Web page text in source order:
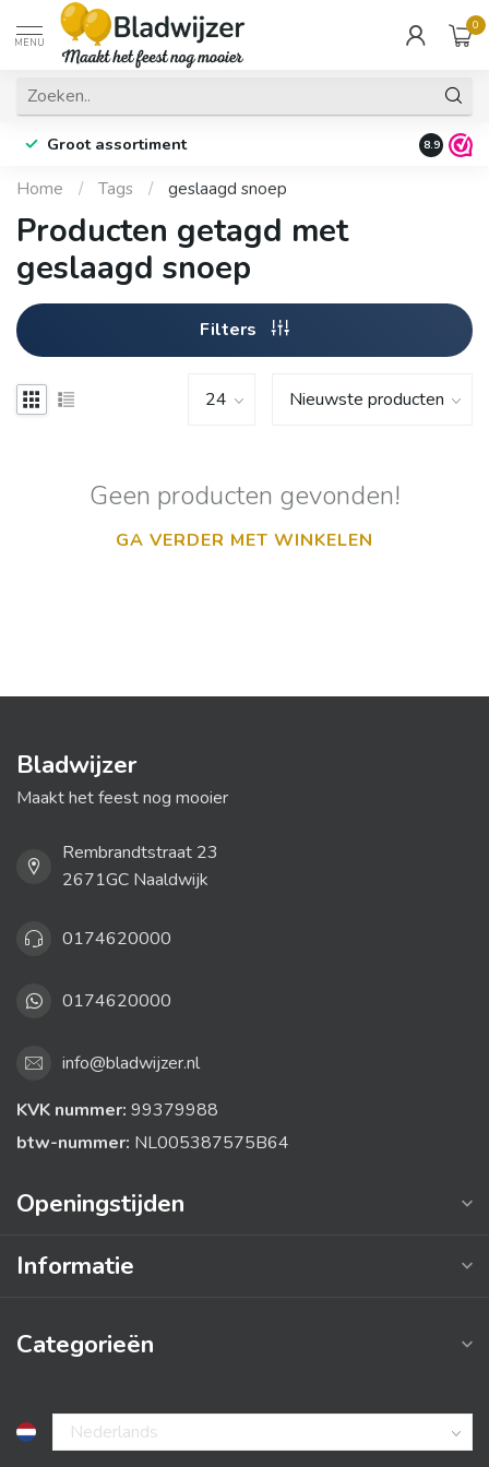
MENU
0
Groot assortiment Fysieke
8.9
Home / Tags / geslaagd snoep
Producten getagd met
geslaagd snoep
Filters
Geen producten gevonden!
GA VERDER MET WINKELEN
Bladwijzer
Maakt het feest nog mooier
Rembrandtstraat 23
2671GC Naaldwijk
0174620000
0174620000
info@bladwijzer.nl
KVK nummer: 99379988
btw-nummer: NL005387575B64
Openingstijden
Informatie
Categorieën